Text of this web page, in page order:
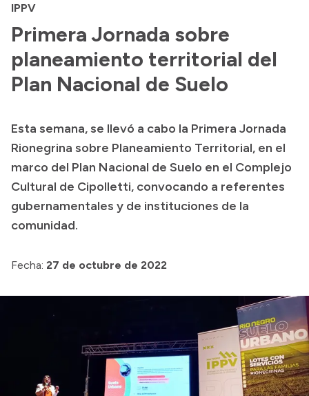
Autoridades y Organismos
Discursos en la Legislatura
Casa de Gobierno
Acerca de Río Negro
Geografía
Invertí en Río Negro
Transparencia
Compras y licitaciones
Consulta de expedientes
Consulta de pago a proveedores
Convocatorias
Intranet
IPPV
Primera Jornada sobre
planeamiento territorial del
Plan Nacional de Suelo
Esta semana, se llevó a cabo la Primera Jornada
Rionegrina sobre Planeamiento Territorial, en el
marco del Plan Nacional de Suelo en el Complejo
Cultural de Cipolletti, convocando a referentes
gubernamentales y de instituciones de la
comunidad.
Fecha: 27 de octubre de 2022